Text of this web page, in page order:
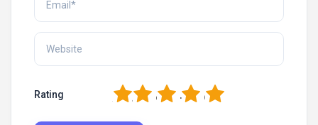
Rating 5
4
3
2